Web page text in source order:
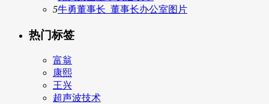
5牛勇董事长_董事长办公室图片
热门标签
富翁
康熙
王兴
超声波技术